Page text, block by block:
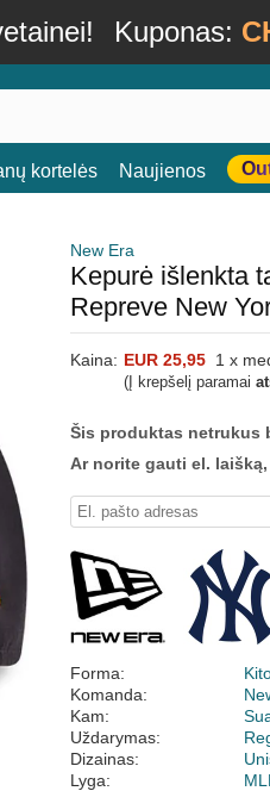
Kuponas:
kortelės Naujienos
New Era
Kepurė išlenkta
Repreve New
Kaina: EUR 25,95 1 x
(Į krepšelį paramai
Šis produktas netrukus
Ar norite gauti el.
Forma:
Komanda:
Kam:
Uždarymas:
Dizainas:
Lyga: